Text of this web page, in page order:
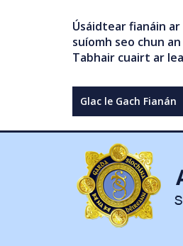
Úsáidtear fianáin
suíomh seo chun
Tabhair cuairt ar
Glac le Gach Fianán